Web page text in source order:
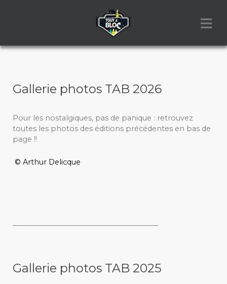
Gallerie photos TAB 2026
Pour les nostalgiques, pas de panique : retrouvez
toutes les photos des éditions précédentes en bas de
page !!
© Arthur Delicque
Gallerie photos TAB 2025